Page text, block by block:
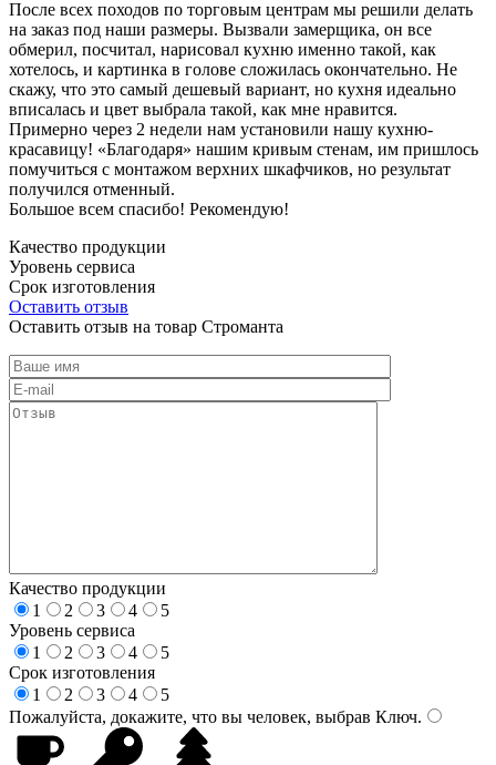
После всех походов по торговым центрам мы решили делать
на заказ под наши размеры. Вызвали замерщика, он все
обмерил, посчитал, нарисовал кухню именно такой, как
хотелось, и картинка в голове сложилась окончательно. Не
скажу, что это самый дешевый вариант, но кухня идеально
вписалась и цвет выбрала такой, как мне нравится.
Примерно через 2 недели нам установили нашу кухню-
красавицу! «Благодаря» нашим кривым стенам, им пришлось
помучиться с монтажом верхних шкафчиков, но результат
получился отменный.
Большое всем спасибо! Рекомендую!
Качество продукции
Уровень сервиса
Срок изготовления
Оставить отзыв
Оставить отзыв на товар Строманта
Качество продукции
1
2 3 4
5
Уровень сервиса
1
2 3 4
5
Срок изготовления
1
2 3 4
5
Пожалуйста, докажите, что вы человек, выбрав Ключ.